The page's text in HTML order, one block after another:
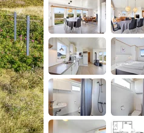
Sommerhuse i Lodbjerg Hede
Sommerhuse i Nr. Lyngvig
Sommerhuse på Rømø
Sommerhuse i Søndervig
Sommerhuse i Skodbjerge
Sommerhuse i Thorsminde
Sommerhuse i Vedersø Klit
Sommerhuse i Vejers Strand
Sommerhuse i Vester Husby